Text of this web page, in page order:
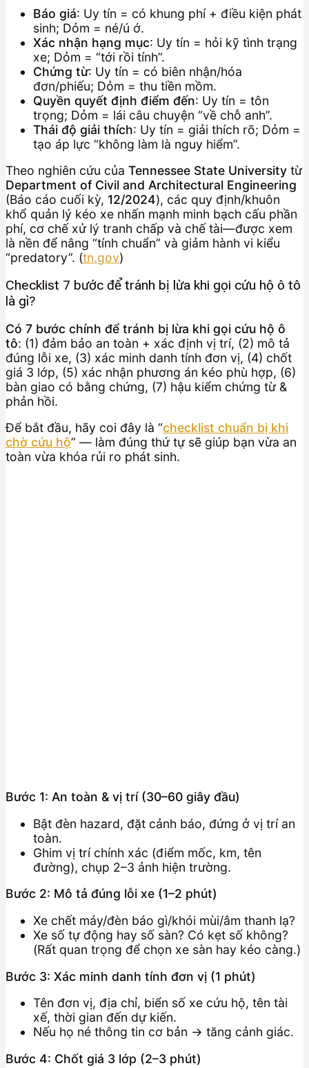
Báo giá: Uy tín = có khung phí + điều kiện phát
sinh; Dỏm = né/ú ớ.
Xác nhận hạng mục: Uy tín = hỏi kỹ tình trạng
xe; Dỏm = “tới rồi tính”.
Chứng từ: Uy tín = có biên nhận/hóa
đơn/phiếu; Dỏm = thu tiền mồm.
Quyền quyết định điểm đến: Uy tín = tôn
trọng; Dỏm = lái câu chuyện “về chỗ anh”.
Thái độ giải thích: Uy tín = giải thích rõ; Dỏm =
tạo áp lực “không làm là nguy hiểm”.
Theo nghiên cứu của Tennessee State University từ
Department of Civil and Architectural Engineering
(Báo cáo cuối kỳ, 12/2024), các quy định/khuôn
khổ quản lý kéo xe nhấn mạnh minh bạch cấu phần
phí, cơ chế xử lý tranh chấp và chế tài—được xem
là nền để nâng “tính chuẩn” và giảm hành vi kiểu
“predatory”. (tn.gov)
Checklist 7 bước để tránh bị lừa khi gọi cứu hộ ô tô
là gì?
Có 7 bước chính để tránh bị lừa khi gọi cứu hộ ô
tô: (1) đảm bảo an toàn + xác định vị trí, (2) mô tả
đúng lỗi xe, (3) xác minh danh tính đơn vị, (4) chốt
giá 3 lớp, (5) xác nhận phương án kéo phù hợp, (6)
bàn giao có bằng chứng, (7) hậu kiểm chứng từ &
phản hồi.
Để bắt đầu, hãy coi đây là “checklist chuẩn bị khi
chờ cứu hộ” — làm đúng thứ tự sẽ giúp bạn vừa an
toàn vừa khóa rủi ro phát sinh.
Bước 1: An toàn & vị trí (30–60 giây đầu)
Bật đèn hazard, đặt cảnh báo, đứng ở vị trí an
toàn.
Ghim vị trí chính xác (điểm mốc, km, tên
đường), chụp 2–3 ảnh hiện trường.
Bước 2: Mô tả đúng lỗi xe (1–2 phút)
Xe chết máy/đèn báo gì/khói mùi/âm thanh lạ?
Xe số tự động hay số sàn? Có kẹt số không?
(Rất quan trọng để chọn xe sàn hay kéo càng.)
Bước 3: Xác minh danh tính đơn vị (1 phút)
Tên đơn vị, địa chỉ, biển số xe cứu hộ, tên tài
xế, thời gian đến dự kiến.
Nếu họ né thông tin cơ bản → tăng cảnh giác.
Bước 4: Chốt giá 3 lớp (2–3 phút)